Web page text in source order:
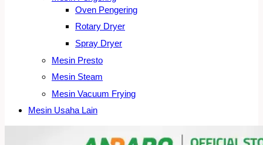
Oven Pengering
Rotary Dryer
Spray Dryer
Mesin Presto
Mesin Steam
Mesin Vacuum Frying
Mesin Usaha Lain